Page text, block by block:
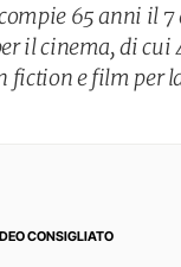
65 anni il 7
il cinema, di cui
fiction e film per
CONSIGLIATO